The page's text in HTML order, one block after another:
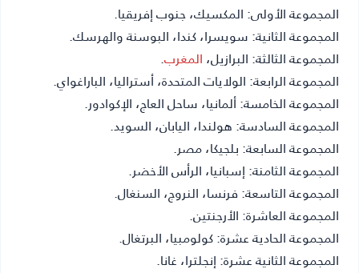
المجموعة الأولى: المكسيك، جنوب إفريقيا.
المجموعة الثانية: سويسرا، كندا، البوسنة والهرسك.
المجموعة الثالثة: البرازيل،المغرب.
المجموعة الرابعة: الولايات المتحدة، أستراليا، الباراغواي.
المجموعة الخامسة: ألمانيا، ساحل العاج، الإكوادور.
المجموعة السادسة: هولندا، اليابان، السويد.
المجموعة السابعة: بلجيكا، مصر.
المجموعة الثامنة: إسبانيا، الرأس الأخضر.
المجموعة التاسعة: فرنسا، النروج، السنغال.
المجموعة العاشرة: الأرجنتين.
المجموعة الحادية عشرة: كولومبيا، البرتغال.
المجموعة الثانية عشرة: إنجلترا، غانا.